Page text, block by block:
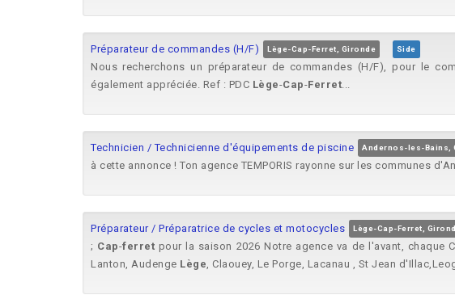
Préparateur de commandes (H/F) Lège-Cap-Ferret, Gironde Side
Nous recherchons un préparateur de commandes (H/F), pour le
également appréciée. Ref : PDC Lège-Cap-Ferret...
Technicien / Technicienne d'équipements de piscine Andernos-les-Bains,
à cette annonce ! Ton agence TEMPORIS rayonne sur les communes
Préparateur / Préparatrice de cycles et motocycles Lège-Cap-Ferret,
; Cap-ferret pour la saison 2026 Notre agence va de l'avant, chaque
Lanton, Audenge Lège, Claouey, Le Porge, Lacanau , St Jean